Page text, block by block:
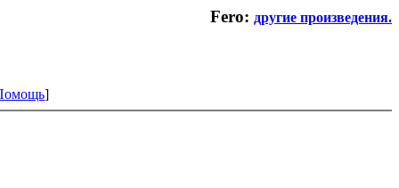
Fero: другие произведения.
]